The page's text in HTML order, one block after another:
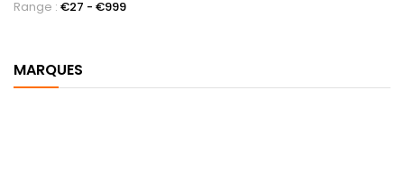
Range : €27 - €999
MARQUES